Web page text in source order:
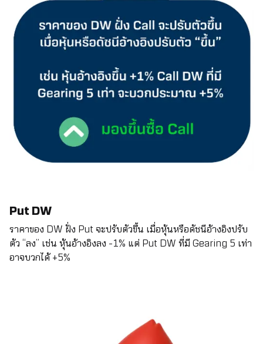
Put DW
ราคาของ DW ฝั่ง Put จะปรับตัวขึ้น เมื่อหุ้นหรือดัชนีอ้างอิงปรับ
ตัว “ลง” เช่น หุ้นอ้างอิงลง -1% แต่ Put DW ที่มี Gearing 5 เท่า
อาจบวกได้ +5%